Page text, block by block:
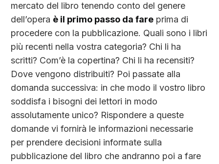
mercato del libro tenendo conto del genere
dell’opera è il primo passo da fare prima di
procedere con la pubblicazione. Quali sono i libri
più recenti nella vostra categoria? Chi li ha
scritti? Com’è la copertina? Chi li ha recensiti?
Dove vengono distribuiti? Poi passate alla
domanda successiva: in che modo il vostro libro
soddisfa i bisogni dei lettori in modo
assolutamente unico? Rispondere a queste
domande vi fornirà le informazioni necessarie
per prendere decisioni informate sulla
pubblicazione del libro che andranno poi a fare